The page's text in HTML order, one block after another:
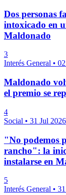
Dos personas
intoxicado en
Maldonado
3
Interés General •
Maldonado
el premio se
4
Social • 31 Jul 2026
"No podemos
rancho": la
instalarse en
5
Interés General •